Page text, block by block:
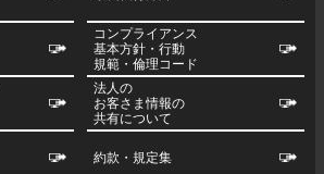
コンプライアンス
基本方針・行動
規範・倫理コード
法人の
お客さま情報の
共有について
約款・規定集